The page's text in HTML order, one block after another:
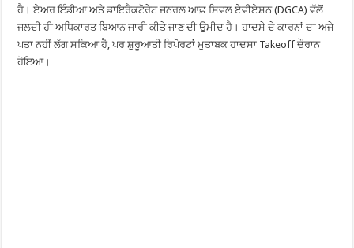
ਹੈ। ਏਅਰ ਇੰਡੀਆ ਅਤੇ ਡਾਇਰੈਕਟੋਰੇਟ ਜਨਰਲ ਆਫ਼ ਸਿਵਲ ਏਵੀਏਸ਼ਨ (DGCA) ਵੱਲੋਂ
ਜਲਦੀ ਹੀ ਅਧਿਕਾਰਤ ਬਿਆਨ ਜਾਰੀ ਕੀਤੇ ਜਾਣ ਦੀ ਉਮੀਦ ਹੈ। ਹਾਦਸੇ ਦੇ ਕਾਰਨਾਂ ਦਾ ਅਜੇ
ਪਤਾ ਨਹੀਂ ਲੱਗ ਸਕਿਆ ਹੈ, ਪਰ ਸ਼ੁਰੂਆਤੀ ਰਿਪੋਰਟਾਂ ਮੁਤਾਬਕ ਹਾਦਸਾ Takeoff ਦੌਰਾਨ
ਹੋਇਆ।